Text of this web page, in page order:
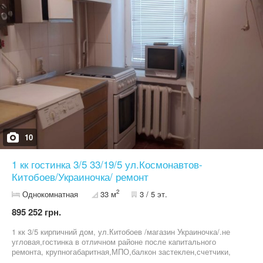
10
1 кк гостинка 3/5 33/19/5 ул.Космонавтов-
Китобоев/Украиночка/ ремонт
Однокомнатная 33 м2 3 / 5 эт.
895 252 грн.
1 кк 3/5 кирпичний дом, ул.Китобоев /магазин Украиночка/.не
угловая,гостинка в отличном районе после капитального
ремонта, крупногабаритная,МПО,балкон застеклен,счетчики,